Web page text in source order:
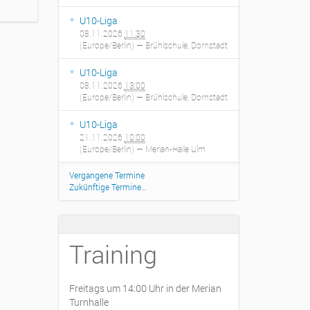
U10-Liga
08.11.2026 11:30
(Europe/Berlin) — Brühlschule, Dornstadt
U10-Liga
08.11.2026 13:00
(Europe/Berlin) — Brühlschule, Dornstadt
U10-Liga
21.11.2026 10:00
(Europe/Berlin) — Merian-Halle Ulm
Vergangene Termine
Zukünftige Termine…
Training
Freitags um 14:00 Uhr in der Merian
Turnhalle